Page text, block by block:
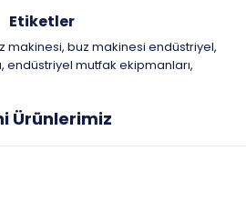
Etiketler
makinesi, buz makinesi endüstriyel,
, endüstriyel mutfak ekipmanları,
Ürünlerimiz